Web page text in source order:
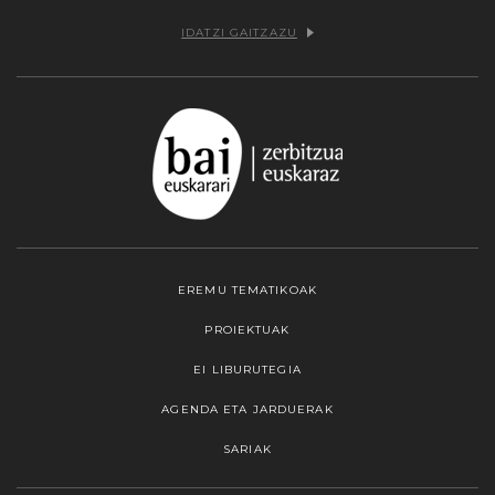
IDATZI GAITZAZU
EREMU TEMATIKOAK
PROIEKTUAK
EI LIBURUTEGIA
AGENDA ETA JARDUERAK
SARIAK